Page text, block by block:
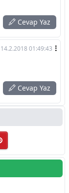
Cevap Yaz
14.2.2018 01:49:43
Cevap Yaz